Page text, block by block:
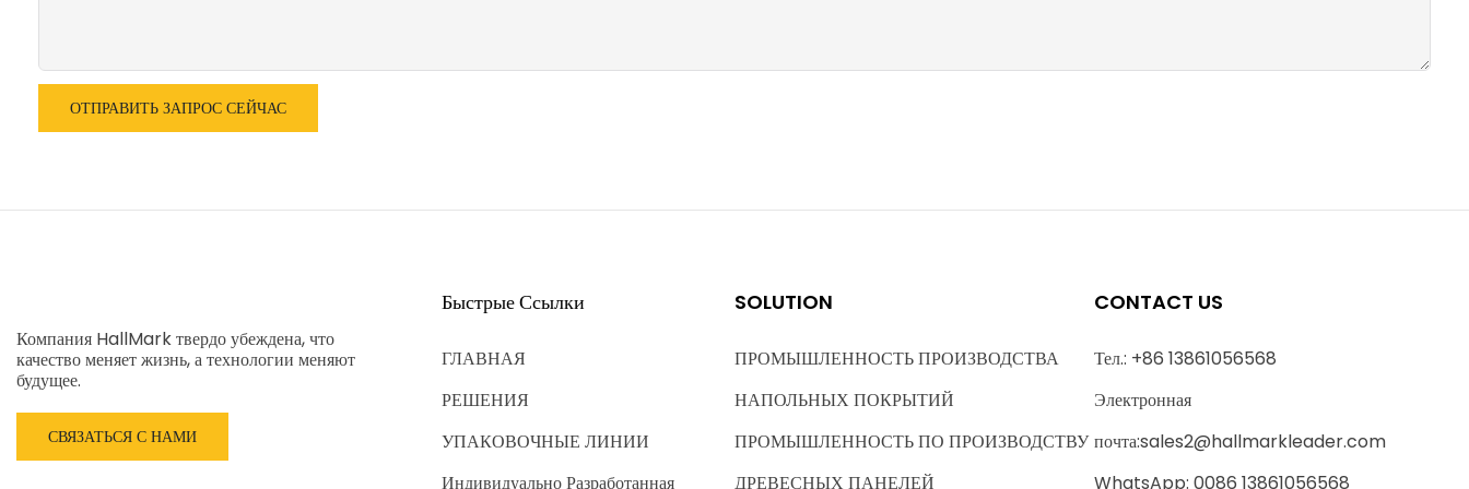
ОТПРАВИТЬ ЗАПРОС СЕЙЧАС
Компания HallMark твердо убеждена, что
качество меняет жизнь, а технологии меняют
будущее.
СВЯЗАТЬСЯ С НАМИ
Быстрые Ссылки
ГЛАВНАЯ
РЕШЕНИЯ
УПАКОВОЧНЫЕ ЛИНИИ
Индивидуально Разработанная
SOLUTION
ПРОМЫШЛЕННОСТЬ ПРОИЗВОДСТВА
НАПОЛЬНЫХ ПОКРЫТИЙ
ПРОМЫШЛЕННОСТЬ ПО ПРОИЗВОДСТВУ
ДРЕВЕСНЫХ ПАНЕЛЕЙ
CONTACT US
Тел.: +86 13861056568
Электронная
почта:sales2@hallmarkleader.com
WhatsApp: 0086 13861056568